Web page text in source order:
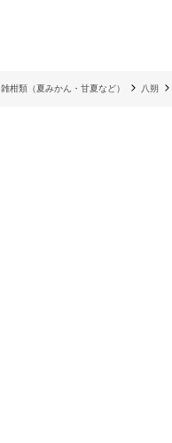
雑柑類（夏みかん・甘夏など） 八朔